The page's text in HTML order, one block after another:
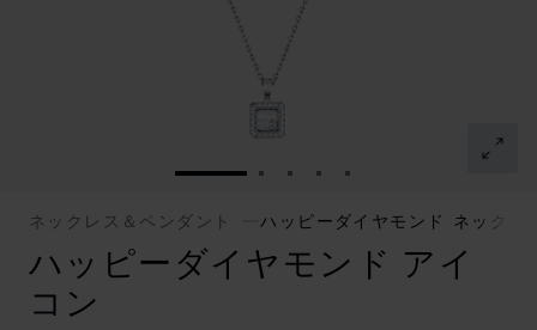
スライドに移動 1
スライドに移動 2
スライドに移動 3
スライドに移動 4
スライドに移動 5
ネックレス＆ペンダント ハッピーダイヤモンド ネックレ
ハッピーダイヤモンド アイ
コン